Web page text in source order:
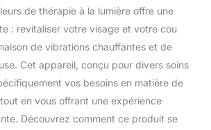
de thérapie à la lumière offre une
: revitaliser votre visage et votre cou
de vibrations chauffantes et de
Cet appareil, conçu pour divers soins
vos besoins en matière de
en vous offrant une expérience
Découvrez comment ce produit se